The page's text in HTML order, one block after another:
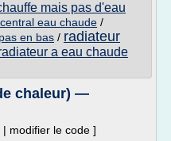
mais pas d'eau
eau chaude /
en bas / radiateur
a eau chaude
chaleur) —
modifier le code ]